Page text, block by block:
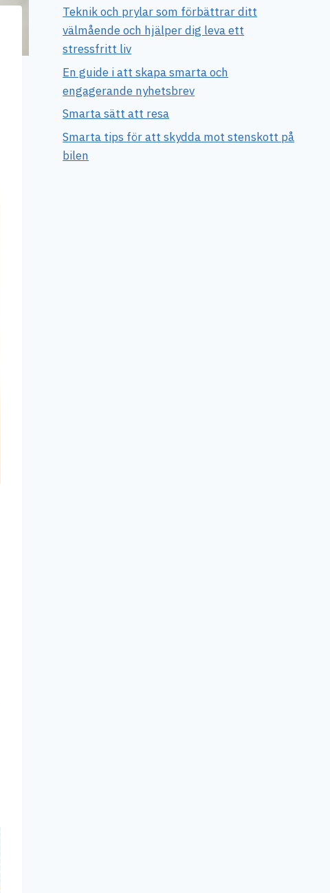
Teknik och prylar som förbättrar ditt
välmående och hjälper dig leva ett
stressfritt liv
En guide i att skapa smarta och
engagerande nyhetsbrev
Smarta sätt att resa
Smarta tips för att skydda mot stenskott på
bilen